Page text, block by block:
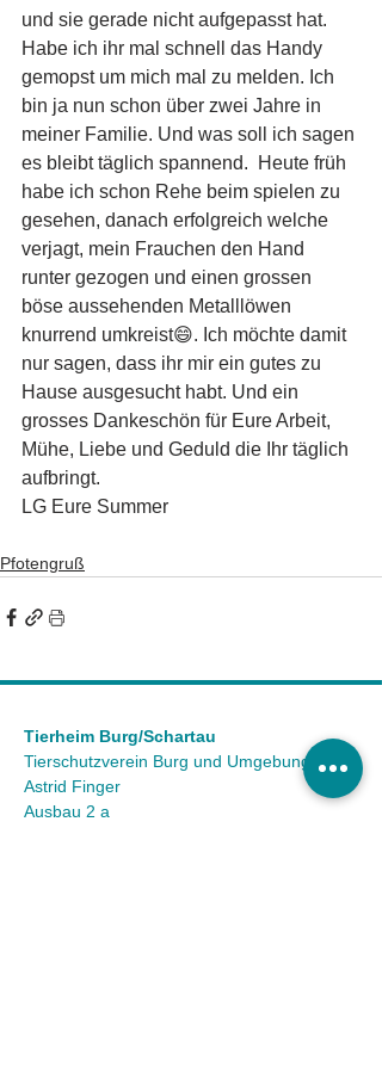
und sie gerade nicht aufgepasst hat.
Habe ich ihr mal schnell das Handy
gemopst um mich mal zu melden. Ich
bin ja nun schon über zwei Jahre in
meiner Familie. Und was soll ich sagen
es bleibt täglich spannend.  Heute früh
habe ich schon Rehe beim spielen zu
gesehen, danach erfolgreich welche
verjagt, mein Frauchen den Hand
runter gezogen und einen grossen
böse aussehenden Metalllöwen
knurrend umkreist😄. Ich möchte damit
nur sagen, dass ihr mir ein gutes zu
Hause ausgesucht habt. Und ein
grosses Dankeschön für Eure Arbeit,
Mühe, Liebe und Geduld die Ihr täglich
aufbringt.
LG Eure Summer
Pfotengruß
Tierheim Burg/Schartau
Tierschutzverein Burg und Umgebung e.V.
Astrid Finger
Ausbau 2 a